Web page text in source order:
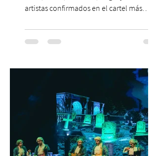
artistas confirmados en el cartel más
Chile. 14 y 15 de noviembre de 2026, Club
Hípico de Santiago. Últimos Weekend
con venta a través de Puntoticket.com
Creamfields Chile, el festival de música
electrónica más importante del país,
revela oficialmente el Lineup de su edición
2026. Calvin Harris, Boris Bre